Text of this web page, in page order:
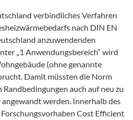
verbindliches Verfahren
nach DIN EN
anzuwendenden
„1 Anwendungsbereich“ wird
(ohne genannte
Damit müssten die Norm
auch auf neu zu
werden. Innerhalb des
Cost Efficient